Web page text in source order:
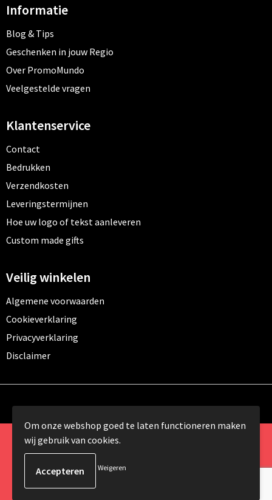
Informatie
Blog & Tips
Geschenken in jouw Regio
Over PromoMundo
Veelgestelde vragen
Klantenservice
Contact
Bedrukken
Verzendkosten
Leveringstermijnen
Hoe uw logo of tekst aanleveren
Custom made gifts
Veilig winkelen
Algemene voorwaarden
Cookieverklaring
Privacyverklaring
Disclaimer
© Copyright 2024 Promomundo.be alle rechten
Om onze webshop goed te laten functioneren maken
wij gebruik van cookies.
Weigeren